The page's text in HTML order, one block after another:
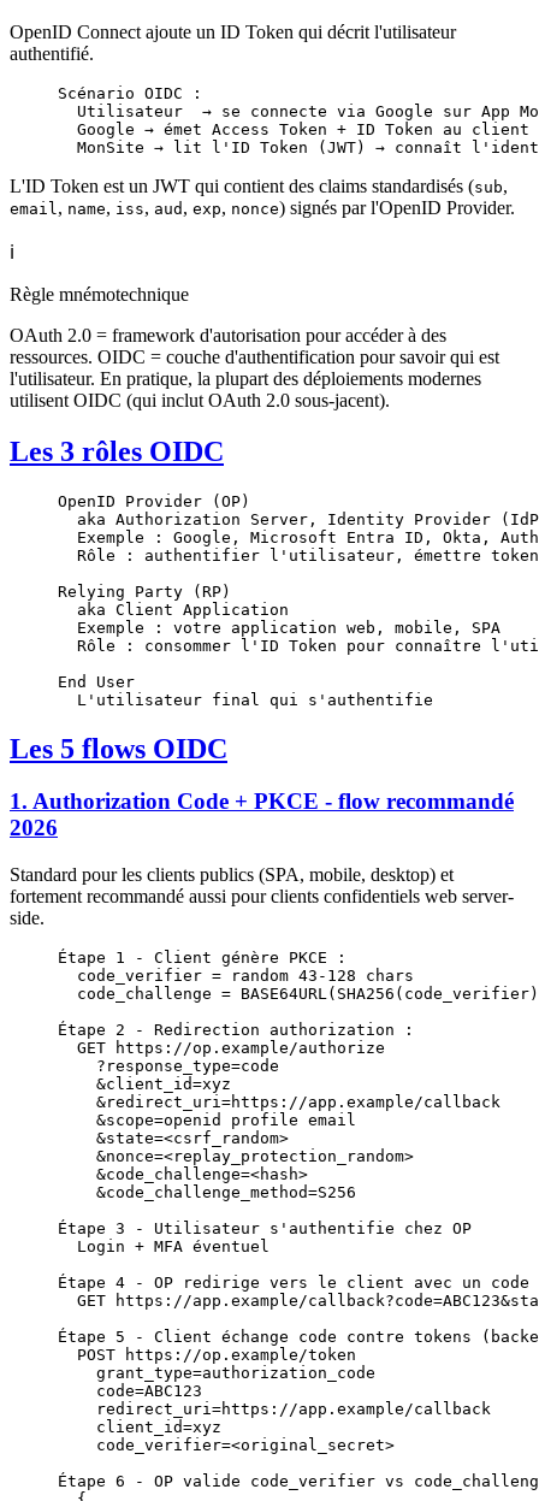
OpenID Connect ajoute un ID Token qui décrit l'utilisateur
authentifié.
Scénario OIDC :
Utilisateur  → se connecte via Google sur App
Google → émet Access Token + ID Token au client
MonSite → lit l'ID Token (JWT) → connaît
L'ID Token est un JWT qui contient des claims standardisés (sub,
email , name, iss, aud , exp, nonce) signés par l'OpenID Provider.
ℹ️
Règle mnémotechnique
OAuth 2.0 = framework d'autorisation pour accéder à des
ressources. OIDC = couche d'authentification pour savoir qui est
l'utilisateur. En pratique, la plupart des déploiements modernes
utilisent OIDC (qui inclut OAuth 2.0 sous-jacent).
Les 3 rôles OIDC
OpenID Provider (OP)
aka Authorization Server, Identity Provider
Exemple : Google, Microsoft Entra ID, Okta,
Rôle : authentifier l'utilisateur, émettre
Relying Party (RP)
  aka Client Application
  Exemple : votre application web, mobile, SPA
Rôle : consommer l'ID Token pour connaître
End User
  L'utilisateur final qui s'authentifie
Les 5 flows OIDC
1. Authorization Code + PKCE - flow recommandé
2026
Standard pour les clients publics (SPA, mobile, desktop) et
fortement recommandé aussi pour clients confidentiels web server-
side.
Étape 1 - Client génère PKCE :
  code_verifier = random 43-128 chars
code_challenge =
Étape 2 - Redirection authorization :
  GET https://op.example/authorize
    ?response_type=code
    &client_id=xyz
    &redirect_uri=https://app.example/callback
    &scope=openid profile email
    &state=<csrf_random>
    &nonce=<replay_protection_random>
    &code_challenge=<hash>
    &code_challenge_method=S256
Étape 3 - Utilisateur s'authentifie chez OP
  Login + MFA éventuel
Étape 4 - OP redirige vers le client avec un code
GET https://app.example/
Étape 5 - Client échange code contre tokens
  POST https://op.example/token
    grant_type=authorization_code
    code=ABC123
    redirect_uri=https://app.example/callback
    client_id=xyz
    code_verifier=<original_secret>
Étape 6 - OP valide code_verifier vs